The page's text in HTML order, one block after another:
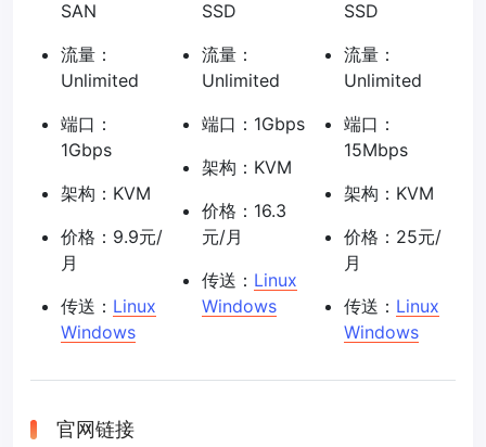
SAN
流量：
Unlimited
端口：
1Gbps
架构：KVM
价格：9.9元/
月
传送： Linux
Windows
SSD
流量：
Unlimited
端口：1Gbps
架构：KVM
价格：16.3
元/月
传送： Linux
Windows
SSD
流量：
Unlimited
端口：
15Mbps
架构：KVM
价格：25元/
月
传送： Linux
Windows
官网链接